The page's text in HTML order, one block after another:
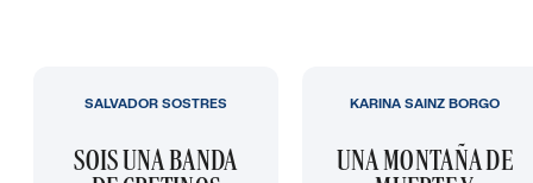
SOIS UNA BANDA
SALVADOR SOSTRES
UNA MONTAÑA DE
KARINA SAINZ BORGO